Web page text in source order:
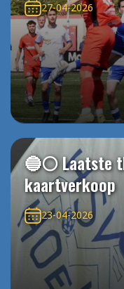
27-04-2026
🔵⚪️ Laatste
kaartverkoop
23-04-2026